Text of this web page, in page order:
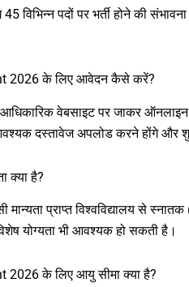
विभिन्न पदों पर भर्ती होने की
2026 के लिए आवेदन कैसे करें?
आधिकारिक वेबसाइट पर जाकर
दस्तावेज अपलोड करने होंगे और
क्या है?
मान्यता प्राप्त विश्वविद्यालय से
योग्यता भी आवश्यक हो सकती है।
2026 के लिए आयु सीमा क्या है?